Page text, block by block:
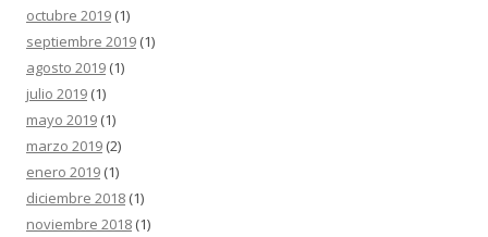
octubre 2019 (1)
septiembre 2019 (1)
agosto 2019 (1)
julio 2019 (1)
mayo 2019 (1)
marzo 2019 (2)
enero 2019 (1)
diciembre 2018 (1)
noviembre 2018 (1)